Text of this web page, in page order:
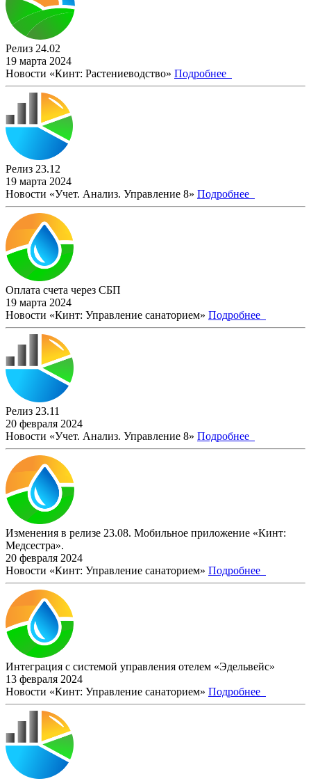
Релиз 24.02
19 марта 2024
Новости «Кинт: Растениеводство» Подробнее
Релиз 23.12
19 марта 2024
Новости «Учет. Анализ. Управление 8» Подробнее
Оплата счета через СБП
19 марта 2024
Новости «Кинт: Управление санаторием» Подробнее
Релиз 23.11
20 февраля 2024
Новости «Учет. Анализ. Управление 8» Подробнее
Изменения в релизе 23.08. Мобильное приложение «Кинт:
Медсестра».
20 февраля 2024
Новости «Кинт: Управление санаторием» Подробнее
Интеграция с системой управления отелем «Эдельвейс»
13 февраля 2024
Новости «Кинт: Управление санаторием» Подробнее